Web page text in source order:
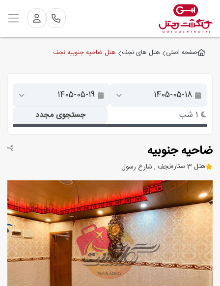
صفحه اصلی هتل های نجف هتل ضاحيه جنوبیه نجف
ضاحيه جنوبیه
هتل 3 ستاره نجف , شارع رسول
1 شب جستجوی مجدد